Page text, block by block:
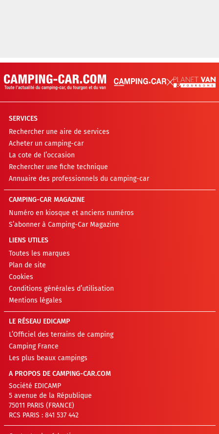
SERVICES
Rechercher une aire de services
Acheter un camping-car
La cote de l’occasion
Rechercher une fiche technique
Annuaire des professionnels du camping-car
CAMPING-CAR MAGAZINE
Numéro en kiosque et anciens numéros
S’abonner à Camping-Car Magazine
LIENS UTILES
Toutes les marques
Plan de site
Cookies
Conditions générales d’utilisation
Mentions légales
LE RÉSEAU EDICAMP
L’Officiel des terrains de camping
Camping France
Les plus beaux campings
A PROPOS DE CAMPING-CAR.COM
Société EDICAMP
5 avenue de la République
75011 PARIS (FRANCE)
RCS PARIS : 841 537 442